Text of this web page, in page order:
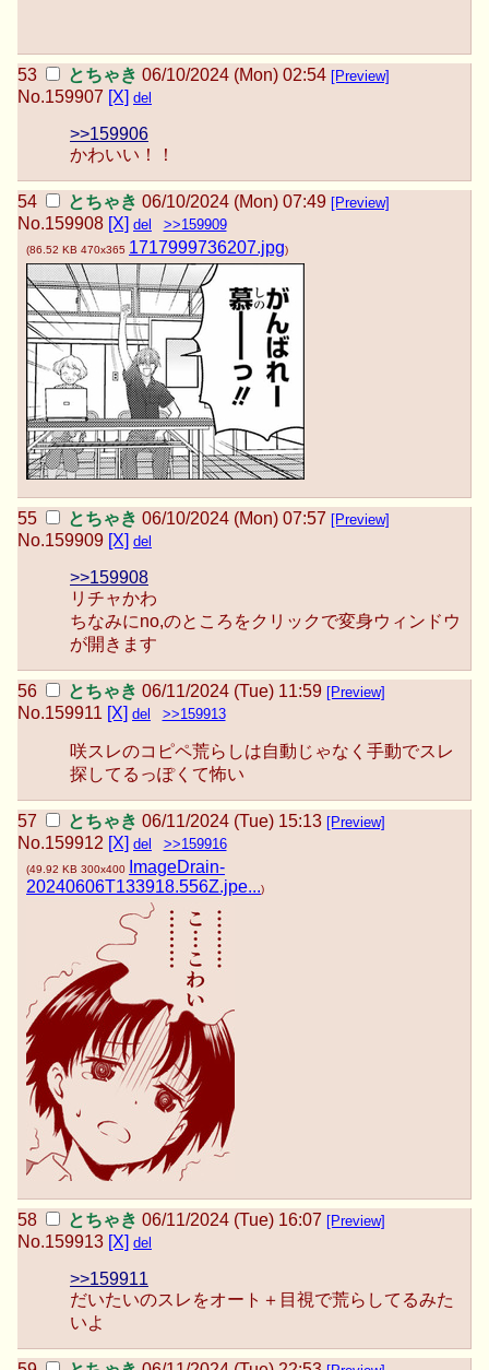
とちゃき 06/10/2024 (Mon) 02:54 [Preview]
No.159907 [X] del
>>159906
かわいい！！
とちゃき 06/10/2024 (Mon) 07:49 [Preview]
No.159908 [X] del >>159909
(86.52 KB 470x365 1717999736207.jpg)
とちゃき 06/10/2024 (Mon) 07:57 [Preview]
No.159909 [X] del
>>159908
リチャかわ
ちなみにno,のところをクリックで変身ウィンドウ
が開きます
とちゃき 06/11/2024 (Tue) 11:59 [Preview]
No.159911 [X] del >>159913
咲スレのコピペ荒らしは自動じゃなく手動でスレ
探してるっぽくて怖い
とちゃき 06/11/2024 (Tue) 15:13 [Preview]
No.159912 [X] del >>159916
(49.92 KB 300x400
ImageDrain-
20240606T133918.556Z.jpe...)
とちゃき 06/11/2024 (Tue) 16:07 [Preview]
No.159913 [X] del
>>159911
だいたいのスレをオート＋目視で荒らしてるみた
いよ